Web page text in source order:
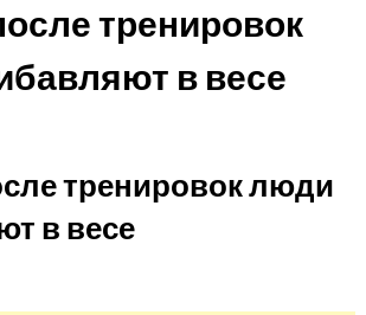
тренировок
в весе
тренировок люди
в весе